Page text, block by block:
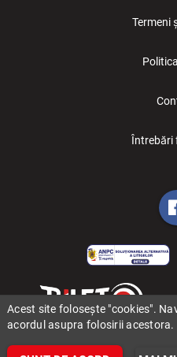
Termeni
Întrebări
Acest site folosește "cookies".
acordul asupra folosirii acestora.